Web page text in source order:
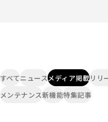
すべてニュースメディア掲載リリ
メンテナンス新機能特集記事